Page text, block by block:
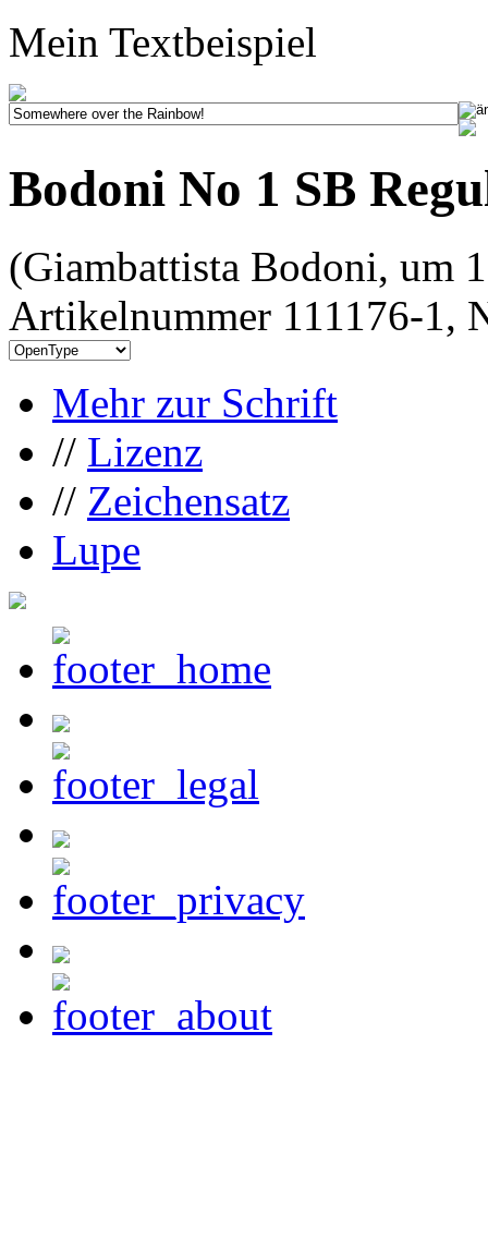
Mein Textbeispiel
Bodoni No 1 SB
(Giambattista Bodoni, um
Artikelnummer 111176-1,
Mehr zur Schrift
// Lizenz
// Zeichensatz
Lupe